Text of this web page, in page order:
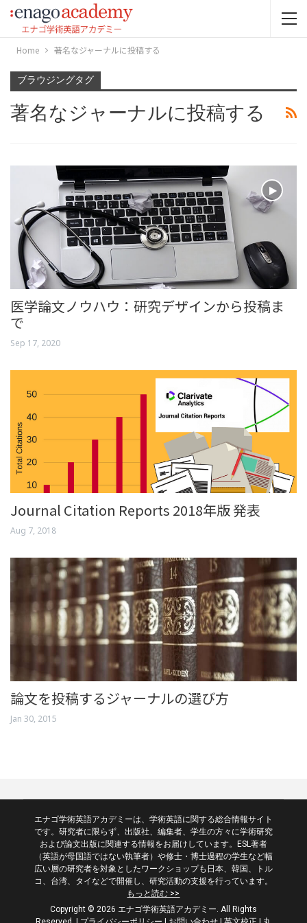
Home 著名なジャーナルに投稿する
ブラウジングタグ
著名なジャーナルに投稿する
医学論文ノウハウ：研究デザインから投稿ま
で
Sep 17, 2020
Journal Citation Reports 2018年版 発表
Aug 7, 2018
論文を投稿するジャーナルの選び方
Jan 30, 2015
エナゴ学術英語アカデミーは、学術英語に関する総合情報サイト
です。研究者に限らず、出版社、編集者、学生の方々に学術研究
および論文出版に関連する情報をお届けしています。ESL著者
（英語が母国語ではない執筆者）や修士・博士過程の学生など幅
広い層の研究者を対象としたワークショップも日本、韓国、トル
コ、台湾、タイなどで開催し、研究活動の支援を行っています。
もっと読む >>
Copyright © 2026 エナゴ学術英語アカデミー. All Rights